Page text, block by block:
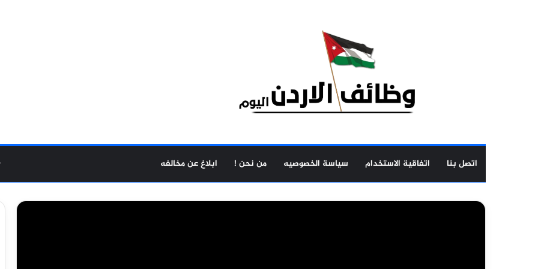
اتصل بنا اتفاقية الاستخدام سياسة الخصوصيه من نحن ! ابلاغ عن مخالفه